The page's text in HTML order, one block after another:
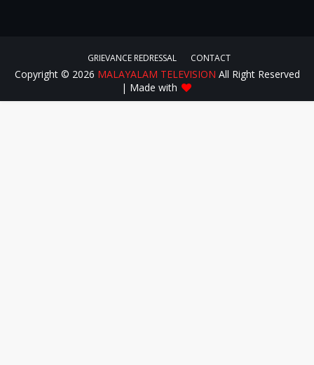
GRIEVANCE REDRESSAL CONTACT
Copyright © 2026 MALAYALAM TELEVISION All Right Reserved
| Made with